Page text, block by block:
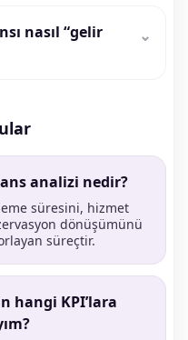
nasıl “gelir
⌄
analizi nedir?
süresini, hizmet
dönüşümünü
süreçtir.
hangi KPI’lara